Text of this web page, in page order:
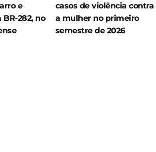
e
282, no
casos de violência contra
a mulher no primeiro
semestre de 2026